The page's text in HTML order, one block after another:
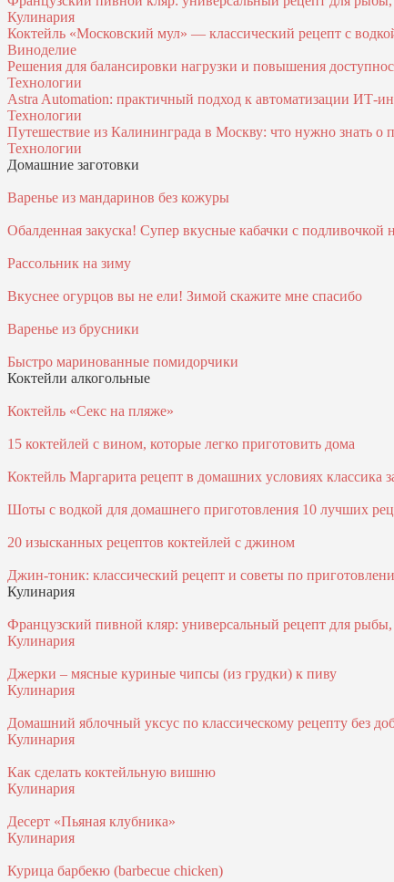
Кулинария
Коктейль «Московский мул» — классический рецепт с
Виноделие
Решения для балансировки нагрузки и повышения
Технологии
Astra Automation: практичный подход к автоматизации
Технологии
Путешествие из Калининграда в Москву: что нужно знать о
Технологии
Домашние заготовки
Варенье из мандаринов без кожуры
Обалденная закуска! Супер вкусные кабачки с подливочкой
Рассольник на зиму
Вкуснее огурцов вы не ели! Зимой скажите мне спасибо
Варенье из брусники
Быстро маринованные помидорчики
Коктейли алкогольные
Коктейль «Секс на пляже»
15 коктейлей с вином, которые легко приготовить дома
Коктейль Маргарита рецепт в домашних условиях классика
Шоты с водкой для домашнего приготовления 10 лучших
20 изысканных рецептов коктейлей с джином
Джин-тоник: классический рецепт и советы по
Кулинария
Французский пивной кляр: универсальный рецепт для
Кулинария
Джерки – мясные куриные чипсы (из грудки) к пиву
Кулинария
Домашний яблочный уксус по классическому рецепту без
Кулинария
Как сделать коктейльную вишню
Кулинария
Десерт «Пьяная клубника»
Кулинария
Курица барбекю (barbecue chicken)